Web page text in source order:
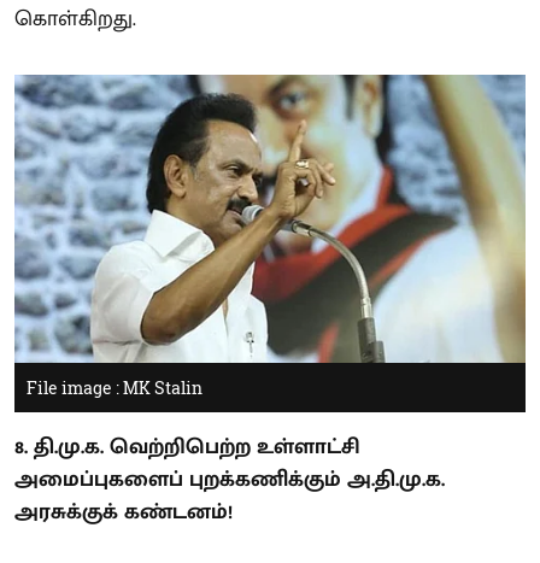
கொள்கிறது.
File image : MK Stalin
8. தி.மு.க. வெற்றிபெற்ற உள்ளாட்சி
அமைப்புகளைப் புறக்கணிக்கும் அ.தி.மு.க.
அரசுக்குக் கண்டனம்!